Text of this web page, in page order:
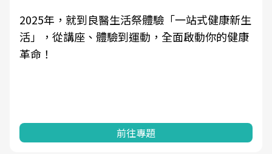
2025年，就到良醫生活祭體驗「一站式健康新生
活」，從講座、體驗到運動，全面啟動你的健康
革命！
前往專題